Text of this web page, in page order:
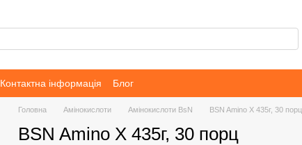
Контактна інформація Блог
Головна Амінокислоти Амінокислоти BsN BSN Amino X 435г, 30 порц
BSN Amino X 435г, 30 порц